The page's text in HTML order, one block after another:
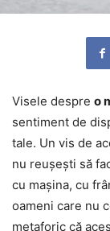
Visele despre o
sentiment de
tale. Un vis de
nu reușești să
cu mașina, cu
oameni care nu
metaforic că